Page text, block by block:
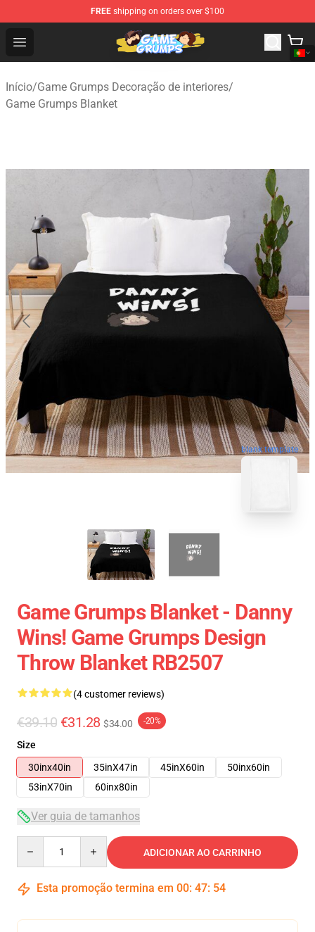
FREE shipping on orders over $100
Open menu
Game Grumps Shop - Official Game Grumps
Início/Game Grumps Decoração de interiores/
Game Grumps Blanket
blank template
Game Grumps Blanket - Danny
Wins! Game Grumps Design
Throw Blanket RB2507
(4 customer reviews)
€39.10 €31.28 $34.00 -20%
Size
30inx40in
35inX47in 45inX60in
50inx60in
53inX70in
60inx80in
Ver guia de tamanhos
ADICIONAR AO CARRINHO
Esta promoção termina em 00: 47: 53